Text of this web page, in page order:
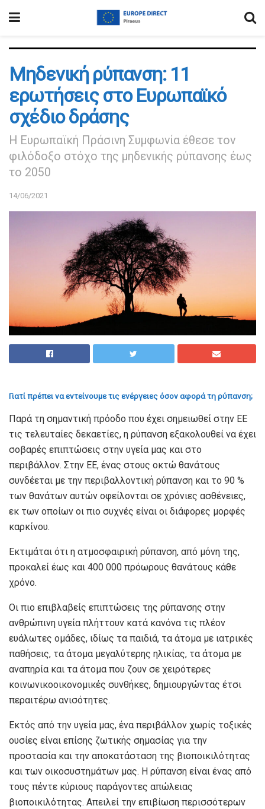
Μηδενική ρύπανση: 11
ερωτήσεις στο Ευρωπαϊκό
σχέδιο δράσης
Η Ευρωπαϊκή Πράσινη Συμφωνία έθεσε τον
φιλόδοξο στόχο της μηδενικής ρύπανσης έως
το 2050
14/06/2021
Γιατί πρέπει να εντείνουμε τις ενέργειες όσον αφορά τη ρύπανση;
Παρά τη σημαντική πρόοδο που έχει σημειωθεί στην ΕΕ
τις τελευταίες δεκαετίες, η ρύπανση εξακολουθεί να έχει
σοβαρές επιπτώσεις στην υγεία μας και στο
περιβάλλον. Στην ΕΕ, ένας στους οκτώ θανάτους
συνδέεται με την περιβαλλοντική ρύπανση και το 90 %
των θανάτων αυτών οφείλονται σε χρόνιες ασθένειες,
εκ των οποίων οι πιο συχνές είναι οι διάφορες μορφές
καρκίνου.
Εκτιμάται ότι η ατμοσφαιρική ρύπανση, από μόνη της,
προκαλεί έως και 400 000 πρόωρους θανάτους κάθε
χρόνο.
Οι πιο επιβλαβείς επιπτώσεις της ρύπανσης στην
ανθρώπινη υγεία πλήττουν κατά κανόνα τις πλέον
ευάλωτες ομάδες, ιδίως τα παιδιά, τα άτομα με ιατρικές
παθήσεις, τα άτομα μεγαλύτερης ηλικίας, τα άτομα με
αναπηρία και τα άτομα που ζουν σε χειρότερες
κοινωνικοοικονομικές συνθήκες, δημιουργώντας έτσι
περαιτέρω ανισότητες.
Εκτός από την υγεία μας, ένα περιβάλλον χωρίς τοξικές
ουσίες είναι επίσης ζωτικής σημασίας για την
προστασία και την αποκατάσταση της βιοποικιλότητας
και των οικοσυστημάτων μας. Η ρύπανση είναι ένας από
τους πέντε κύριους παράγοντες απώλειας
βιοποικιλότητας. Απειλεί την επιβίωση περισσότερων